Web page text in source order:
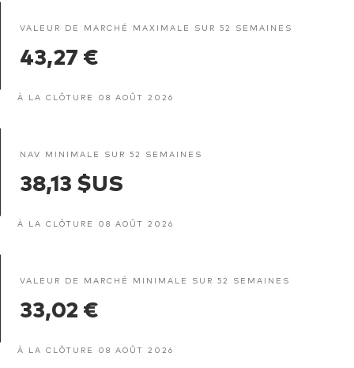
VALEUR DE MARCHÉ MAXIMALE SUR 52 SEMAINES
43,27 €
À LA CLÔTURE 08 AOÛT 2026
NAV MINIMALE SUR 52 SEMAINES
38,13 $US
À LA CLÔTURE 08 AOÛT 2026
VALEUR DE MARCHÉ MINIMALE SUR 52 SEMAINES
33,02 €
À LA CLÔTURE 08 AOÛT 2026